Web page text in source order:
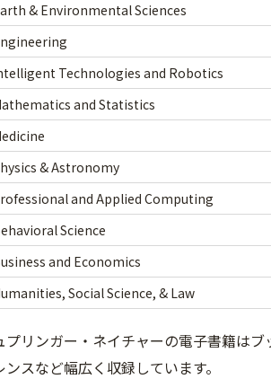
& Environmental Sciences
Technologies and Robotics
and Statistics
& Astronomy
and Applied Computing
Science
and Economics
Social Science, & Law
プリンガー・ネイチャーの電子書籍は
ンスなど幅広く収録しています。